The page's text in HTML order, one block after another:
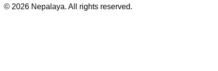
© 2026 Nepalaya. All rights reserved.